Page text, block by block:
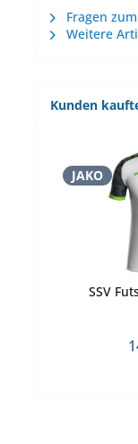
Fragen
Weitere
Kunden
JAKO
SSV